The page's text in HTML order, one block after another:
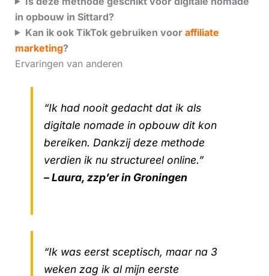
in opbouw in Sittard?
Kan ik ook TikTok gebruiken voor affiliate
marketing?
Ervaringen van anderen
“Ik had nooit gedacht dat ik als
digitale nomade in opbouw dit kon
bereiken. Dankzij deze methode
verdien ik nu structureel online.”
– Laura, zzp’er in Groningen
“Ik was eerst sceptisch, maar na 3
weken zag ik al mijn eerste